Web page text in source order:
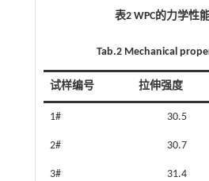
表2 WPC的力学性
Tab.2 Mechanical
试样编号 拉伸强度
1# 30.5
2# 30.7
3# 31.4